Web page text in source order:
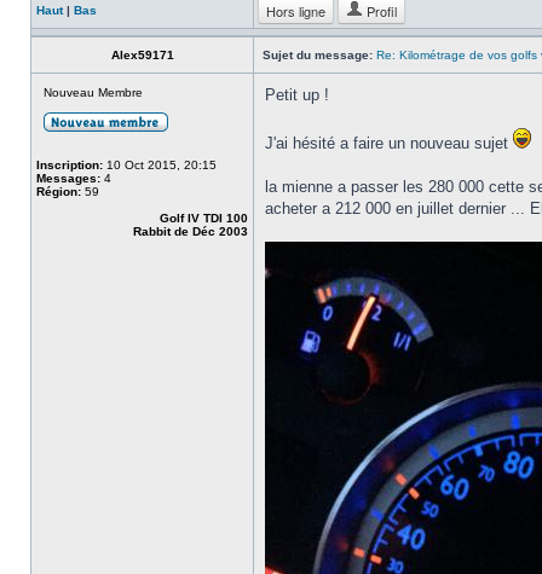
Haut| Bas Hors ligne Profil
Alex59171 Sujet du message: Re: Kilométrage de vos golfs
Nouveau Membre
Inscription: 10 Oct 2015, 20:15
Messages: 4
Région: 59
Golf IV TDI 100
Rabbit de Déc 2003
Petit up !
J'ai hésité a faire un nouveau sujet
la mienne a passer les 280 000 cette
acheter a 212 000 en juillet dernier ...